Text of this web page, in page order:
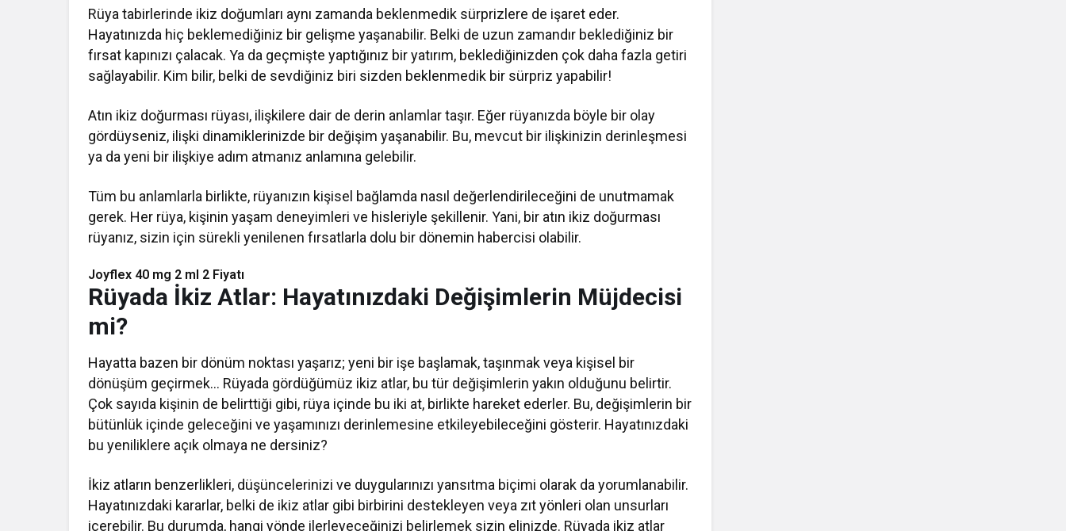
Rüya tabirlerinde ikiz doğumları aynı zamanda beklenmedik sürprizlere de işaret eder.
Hayatınızda hiç beklemediğiniz bir gelişme yaşanabilir. Belki de uzun zamandır beklediğiniz bir
fırsat kapınızı çalacak. Ya da geçmişte yaptığınız bir yatırım, beklediğinizden çok daha fazla getiri
sağlayabilir. Kim bilir, belki de sevdiğiniz biri sizden beklenmedik bir sürpriz yapabilir!
Atın ikiz doğurması rüyası, ilişkilere dair de derin anlamlar taşır. Eğer rüyanızda böyle bir olay
gördüyseniz, ilişki dinamiklerinizde bir değişim yaşanabilir. Bu, mevcut bir ilişkinizin derinleşmesi
ya da yeni bir ilişkiye adım atmanız anlamına gelebilir.
Tüm bu anlamlarla birlikte, rüyanızın kişisel bağlamda nasıl değerlendirileceğini de unutmamak
gerek. Her rüya, kişinin yaşam deneyimleri ve hisleriyle şekillenir. Yani, bir atın ikiz doğurması
rüyanız, sizin için sürekli yenilenen fırsatlarla dolu bir dönemin habercisi olabilir.
Joyflex 40 mg 2 ml 2 Fiyatı
Rüyada İkiz Atlar: Hayatınızdaki Değişimlerin Müjdecisi
mi?
Hayatta bazen bir dönüm noktası yaşarız; yeni bir işe başlamak, taşınmak veya kişisel bir
dönüşüm geçirmek… Rüyada gördüğümüz ikiz atlar, bu tür değişimlerin yakın olduğunu belirtir.
Çok sayıda kişinin de belirttiği gibi, rüya içinde bu iki at, birlikte hareket ederler. Bu, değişimlerin bir
bütünlük içinde geleceğini ve yaşamınızı derinlemesine etkileyebileceğini gösterir. Hayatınızdaki
bu yeniliklere açık olmaya ne dersiniz?
İkiz atların benzerlikleri, düşüncelerinizi ve duygularınızı yansıtma biçimi olarak da yorumlanabilir.
Hayatınızdaki kararlar, belki de ikiz atlar gibi birbirini destekleyen veya zıt yönleri olan unsurları
içerebilir. Bu durumda, hangi yönde ilerleyeceğinizi belirlemek sizin elinizde. Rüyada ikiz atlar